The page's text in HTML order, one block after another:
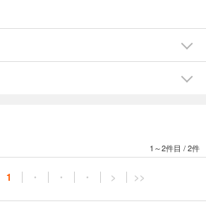
1～2件目 /2件
1 ・ ・ ・ > >>